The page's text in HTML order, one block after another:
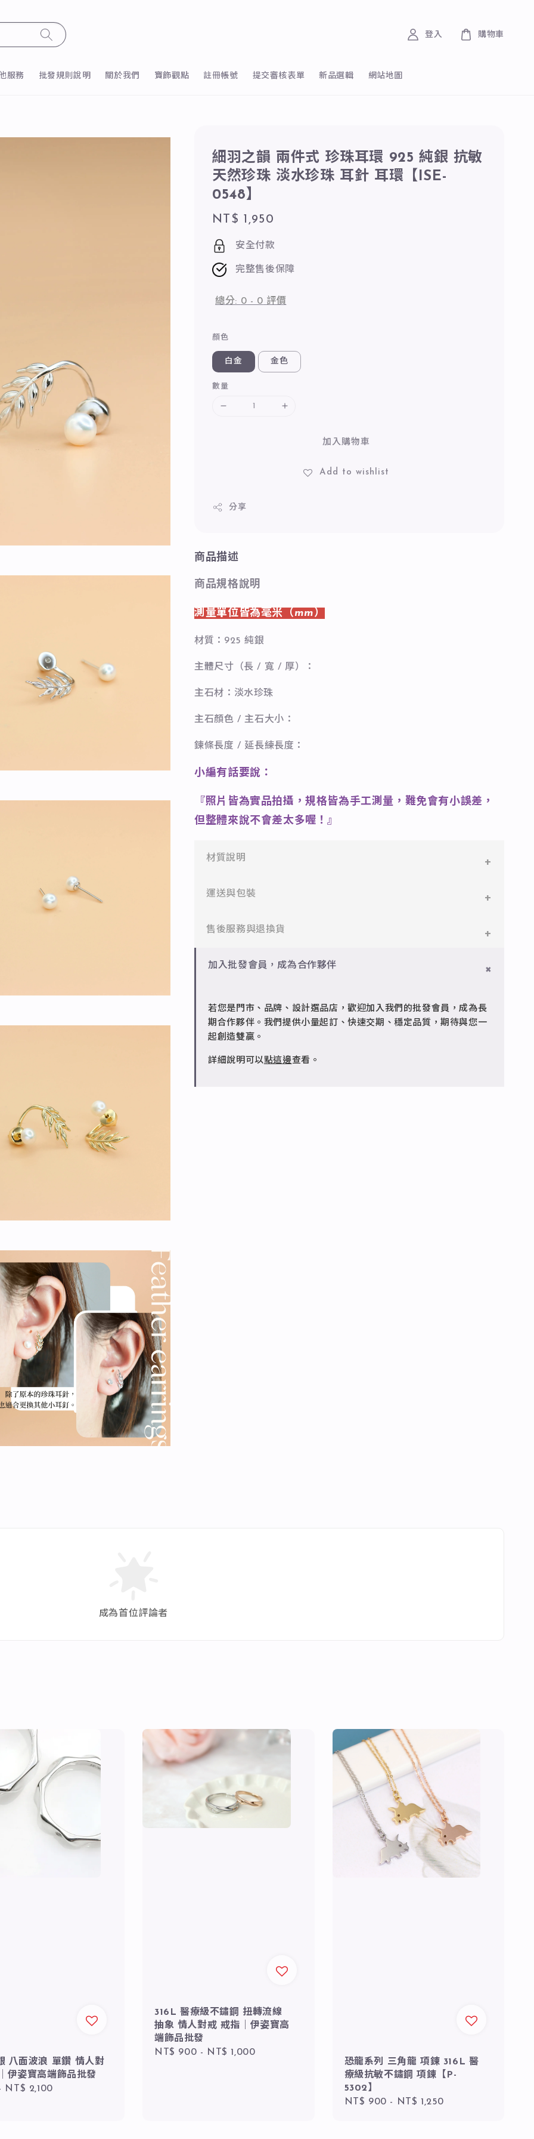
服務 批發規則說明 關於我們 寶飾觀點 註冊帳號 提交審核表單 新品選輯 網站地圖
登入 購物車
細羽之韻 兩件式 珍珠耳環 925 純銀 抗敏
天然珍珠 淡水珍珠 耳針 耳環【ISE-
0548】
Regular
price
NT$ 1,950
安全付款
完整售後保障
總分: 0 - 0 評價
顏色
白金 金色
數量
加入購物車
Add to wishlist
分享
商品描述
商品規格說明
測量單位皆為毫米（mm）
材質：925 純銀
主體尺寸（長 / 寬 / 厚）：
主石材：淡水珍珠
主石顏色 / 主石大小：
鍊條長度 / 延長練長度：
小編有話要說：
『照片皆為實品拍攝，規格皆為手工測量，難免會有小誤差，
但整體來說不會差太多喔！』
材質說明
✻ 316L不鏽鋼
✻ 925純銀
✻ 銅台電鍍飾品
運送與包裝
一般會員：一件即享免運與精美包裝，超商取貨或宅配皆可。
售後服務與退換貨
✻ 一般會員
加入批發會員，成為合作夥伴
若您是門市、品牌、設計選品店，歡迎加入我們的批發會員，成為長
期合作夥伴。我們提供小量起訂、快速交期、穩定品質，期待與您一
起創造雙贏。
詳細說明可以點這邊查看。
成為首位評論者
八面波浪 單鑽 情人對
伊姿寶高端飾品批發
NT$ 2,100
316L 醫療級不鏽鋼 扭轉流線
抽象 情人對戒 戒指｜伊姿寶高
端飾品批發
Regular
NT$ 900 - NT$ 1,000
恐龍系列 三角龍 項鍊 316L 醫
療級抗敏不鏽鋼 項鍊【P-
5302】
Regular
NT$ 900 - NT$ 1,250